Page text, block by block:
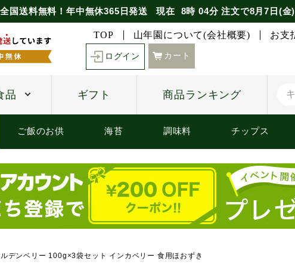
全国送料無料！年中無休365日発送 現在 8時 04分注文で8月7日(金
TOP 山年園について(会社概要) お支
ログイン カート
品 ギフト 商品ランキング
ご飯のお供 海苔 調味料 チップス
ルデンベリー 100g×3袋セット インカベリー 食用ほおずき